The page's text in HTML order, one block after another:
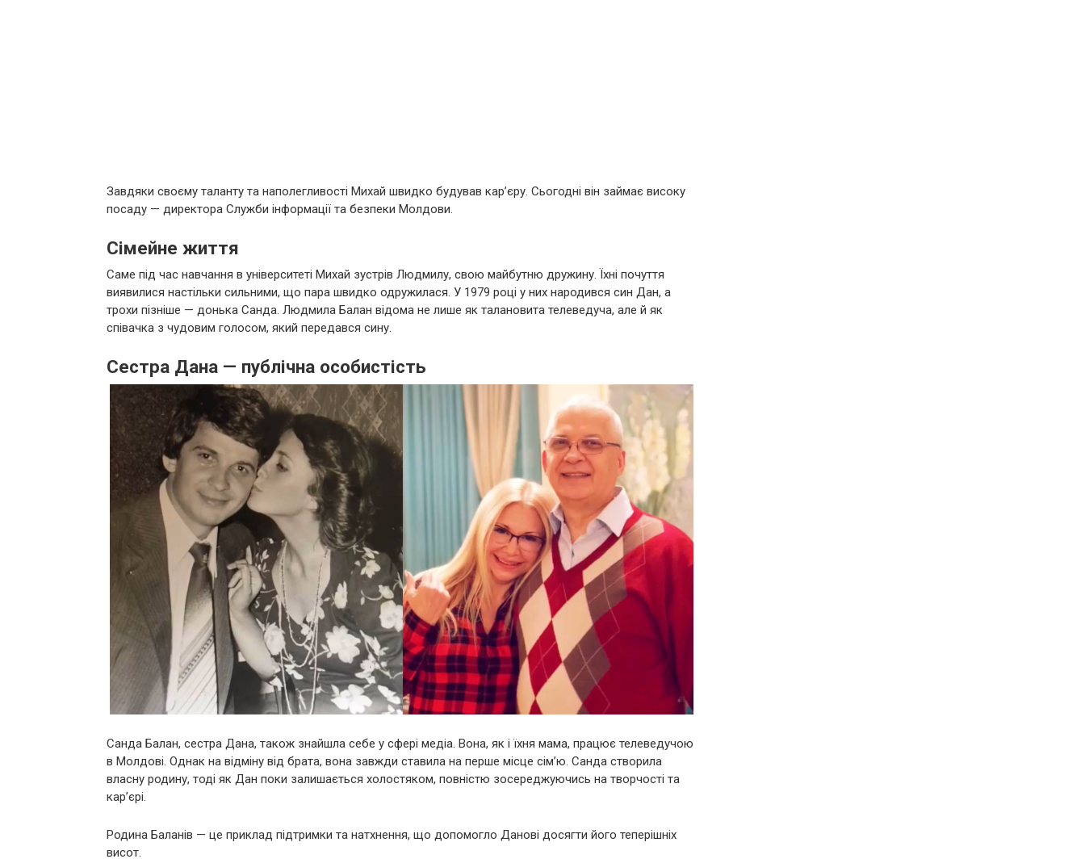
Завдяки своєму таланту та наполегливості Михай швидко будував кар’єру. Сьогодні він займає високу
посаду — директора Служби інформації та безпеки Молдови.
Сімейне життя
Саме під час навчання в університеті Михай зустрів Людмилу, свою майбутню дружину. Їхні почуття
виявилися настільки сильними, що пара швидко одружилася. У 1979 році у них народився син Дан, а
трохи пізніше — донька Санда. Людмила Балан відома не лише як талановита телеведуча, але й як
співачка з чудовим голосом, який передався сину.
Сестра Дана — публічна особистість
Санда Балан, сестра Дана, також знайшла себе у сфері медіа. Вона, як і їхня мама, працює телеведучою
в Молдові. Однак на відміну від брата, вона завжди ставила на перше місце сім’ю. Санда створила
власну родину, тоді як Дан поки залишається холостяком, повністю зосереджуючись на творчості та
кар’єрі.
Родина Баланів — це приклад підтримки та натхнення, що допомогло Данові досягти його теперішніх
висот.